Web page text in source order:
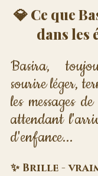
💎 Ce que
dans les
Basira,
sourire léger,
les messages
attendant
d'enfance...
✨ Brille -